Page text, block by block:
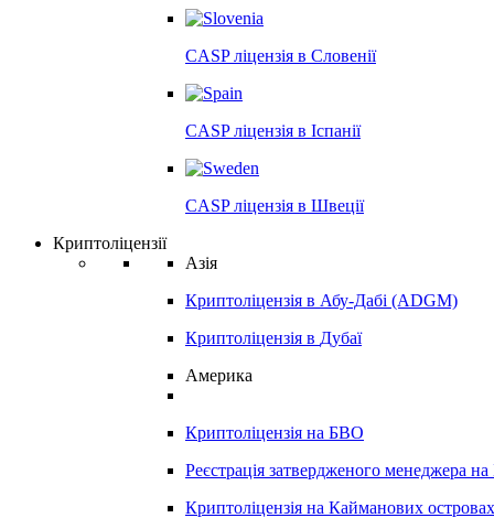
CASP ліцензія в Словенії
CASP ліцензія в Іспанії
CASP ліцензія в Швеції
Криптоліцензії
Азія
Криптоліцензія в Абу-Дабі (ADGM)
Криптоліцензія в Дубаї
Америка
Криптоліцензія на БВО
Реєстрація затвердженого менеджера на
Криптоліцензія на Кайманових островах